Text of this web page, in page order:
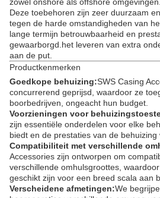
Deze toebehoren zijn zeer duurzaam
tegen de harde omstandigheden van
lange termijn betrouwbaarheid en
gewaarborgd.het leveren van extra
aan de put.
Productkenmerken
Goedkope behuizing:SWS Casing
concurrerend geprijsd, waardoor ze
boorbedrijven, ongeacht hun budget.
Voorzieningen voor
zijn essentiële onderdelen voor elke
biedt en de prestaties van de behuizing
Compatibiliteit met verschillende
Accessories zijn ontworpen om
verschillende omhulsgroottes,
geschikt zijn voor een breed scala aan
Verscheidene afmetingen:We